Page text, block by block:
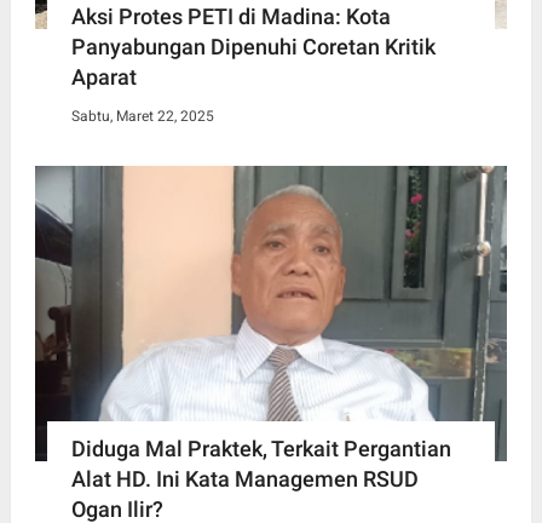
Aksi Protes PETI di Madina: Kota
Panyabungan Dipenuhi Coretan Kritik
Aparat
Sabtu, Maret 22, 2025
Diduga Mal Praktek, Terkait Pergantian
Alat HD. Ini Kata Managemen RSUD
Ogan Ilir?